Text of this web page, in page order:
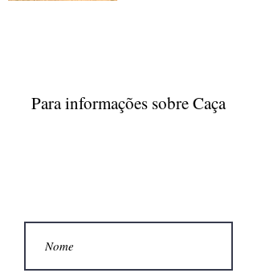
Para informações sobre Caça